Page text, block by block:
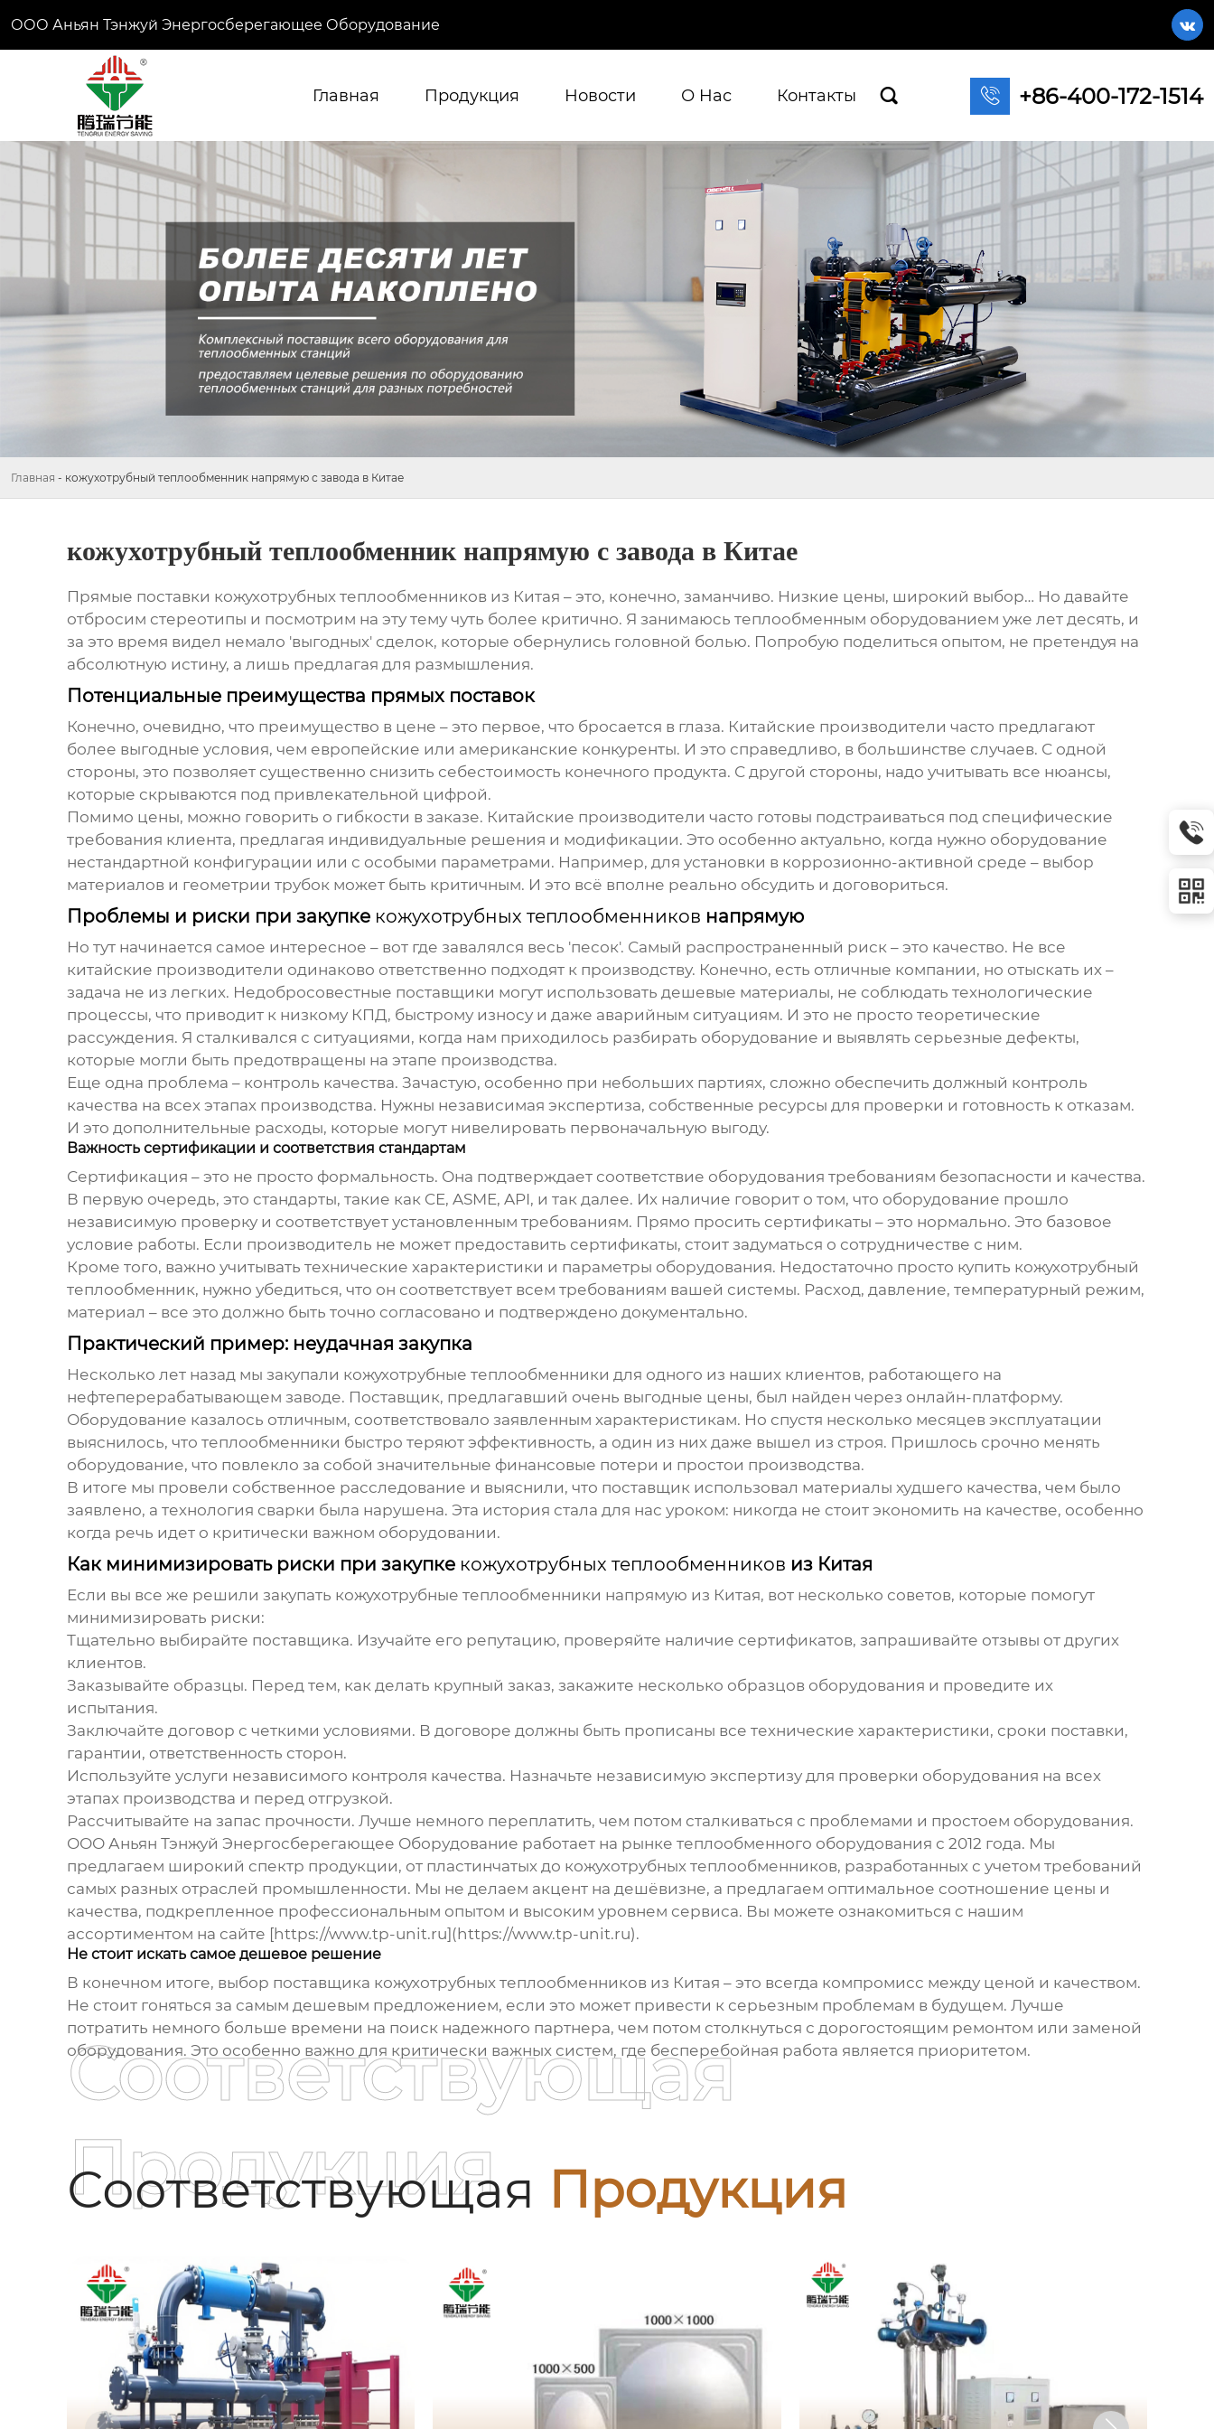
ООО Аньян Тэнжуй Энергосберегающее Оборудование 
Главная Продукция Новости О Hас Контакты   +86-400-172-1514
Главная - кожухотрубный теплообменник напрямую с завода в Китае
кожухотрубный теплообменник напрямую с завода в Китае
Прямые поставки кожухотрубных теплообменниковиз Китая – это, конечно, заманчиво. Низкие цены, широкий выбор… Но давайте
отбросим стереотипы и посмотрим на эту тему чуть более критично. Я занимаюсь теплообменным оборудованием уже лет десять, и
за это время видел немало 'выгодных' сделок, которые обернулись головной болью. Попробую поделиться опытом, не претендуя на
абсолютную истину, а лишь предлагая для размышления.
Потенциальные преимущества прямых поставок
Конечно, очевидно, что преимущество в цене – это первое, что бросается в глаза. Китайские производители часто предлагают
более выгодные условия, чем европейские или американские конкуренты. И это справедливо, в большинстве случаев. С одной
стороны, это позволяет существенно снизить себестоимость конечного продукта. С другой стороны, надо учитывать все нюансы,
которые скрываются под привлекательной цифрой.
Помимо цены, можно говорить о гибкости в заказе. Китайские производители часто готовы подстраиваться под специфические
требования клиента, предлагая индивидуальные решения и модификации. Это особенно актуально, когда нужно оборудование
нестандартной конфигурации или с особыми параметрами. Например, для установки в коррозионно-активной среде – выбор
материалов и геометрии трубок может быть критичным. И это всё вполне реально обсудить и договориться.
Проблемы и риски при закупке кожухотрубных теплообменников напрямую
Но тут начинается самое интересное – вот где завалялся весь 'песок'. Самый распространенный риск – это качество. Не все
китайские производители одинаково ответственно подходят к производству. Конечно, есть отличные компании, но отыскать их –
задача не из легких. Недобросовестные поставщики могут использовать дешевые материалы, не соблюдать технологические
процессы, что приводит к низкому КПД, быстрому износу и даже аварийным ситуациям. И это не просто теоретические
рассуждения. Я сталкивался с ситуациями, когда нам приходилось разбирать оборудование и выявлять серьезные дефекты,
которые могли быть предотвращены на этапе производства.
Еще одна проблема – контроль качества. Зачастую, особенно при небольших партиях, сложно обеспечить должный контроль
качества на всех этапах производства. Нужны независимая экспертиза, собственные ресурсы для проверки и готовность к отказам.
И это дополнительные расходы, которые могут нивелировать первоначальную выгоду.
Важность сертификации и соответствия стандартам
Сертификация – это не просто формальность. Она подтверждает соответствие оборудования требованиям безопасности и качества.
В первую очередь, это стандарты, такие как CE, ASME, API, и так далее. Их наличие говорит о том, что оборудование прошло
независимую проверку и соответствует установленным требованиям. Прямо просить сертификаты – это нормально. Это базовое
условие работы. Если производитель не может предоставить сертификаты, стоит задуматься о сотрудничестве с ним.
Кроме того, важно учитывать технические характеристики и параметры оборудования. Недостаточно просто купить кожухотрубный
теплообменник, нужно убедиться, что он соответствует всем требованиям вашей системы. Расход, давление, температурный режим,
материал – все это должно быть точно согласовано и подтверждено документально.
Практический пример: неудачная закупка
Несколько лет назад мы закупали кожухотрубные теплообменники для одного из наших клиентов, работающего на
нефтеперерабатывающем заводе. Поставщик, предлагавший очень выгодные цены, был найден через онлайн-платформу.
Оборудование казалось отличным, соответствовало заявленным характеристикам. Но спустя несколько месяцев эксплуатации
выяснилось, что теплообменники быстро теряют эффективность, а один из них даже вышел из строя. Пришлось срочно менять
оборудование, что повлекло за собой значительные финансовые потери и простои производства.
В итоге мы провели собственное расследование и выяснили, что поставщик использовал материалы худшего качества, чем было
заявлено, а технология сварки была нарушена. Эта история стала для нас уроком: никогда не стоит экономить на качестве, особенно
когда речь идет о критически важном оборудовании.
Как минимизировать риски при закупке кожухотрубных теплообменников из Китая
Если вы все же решили закупать кожухотрубные теплообменники напрямую из Китая, вот несколько советов, которые помогут
минимизировать риски:
Тщательно выбирайте поставщика. Изучайте его репутацию, проверяйте наличие сертификатов, запрашивайте отзывы от других
клиентов.
Заказывайте образцы. Перед тем, как делать крупный заказ, закажите несколько образцов оборудования и проведите их
испытания.
Заключайте договор с четкими условиями. В договоре должны быть прописаны все технические характеристики, сроки поставки,
гарантии, ответственность сторон.
Используйте услуги независимого контроля качества. Назначьте независимую экспертизу для проверки оборудования на всех
этапах производства и перед отгрузкой.
Рассчитывайте на запас прочности. Лучше немного переплатить, чем потом сталкиваться с проблемами и простоем оборудования.
ООО Аньян Тэнжуй Энергосберегающее Оборудование работает на рынке теплообменного оборудования с 2012 года. Мы
предлагаем широкий спектр продукции, от пластинчатых до кожухотрубных теплообменников, разработанных с учетом требований
самых разных отраслей промышленности. Мы не делаем акцент на дешёвизне, а предлагаем оптимальное соотношение цены и
качества, подкрепленное профессиональным опытом и высоким уровнем сервиса. Вы можете ознакомиться с нашим
ассортиментом на сайте [https://www.tp-unit.ru](https://www.tp-unit.ru).
Не стоит искать самое дешевое решение
В конечном итоге, выбор поставщика кожухотрубных теплообменниковиз Китая – это всегда компромисс между ценой и качеством.
Не стоит гоняться за самым дешевым предложением, если это может привести к серьезным проблемам в будущем. Лучше
потратить немного больше времени на поиск надежного партнера, чем потом столкнуться с дорогостоящим ремонтом или заменой
оборудования. Это особенно важно для критически важных систем, где бесперебойная работа является приоритетом.
Соответствующая Продукция
Соответствующая
Продукция